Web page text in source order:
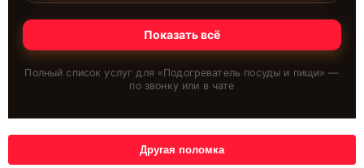
Показать всё
Полный список услуг для «Подогреватель посуды и пищи» —
по звонку или в чате
Другая поломка